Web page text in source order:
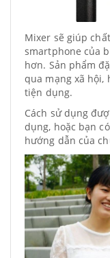
Mixer sẽ giúp
smartphone của
hơn. Sản phẩm
qua mạng xã hội,
tiện dụng.
Cách sử dụng
dụng, hoặc bạn
hướng dẫn của